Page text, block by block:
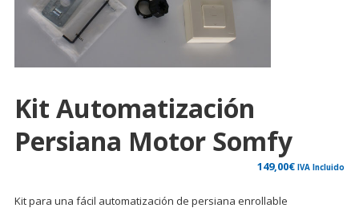
Kit Automatización
Persiana Motor Somfy
149,00€ IVA Incluido
Kit para una fácil automatización de persiana enrollable